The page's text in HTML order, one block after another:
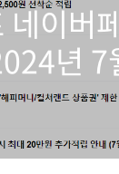
네이버
년 7